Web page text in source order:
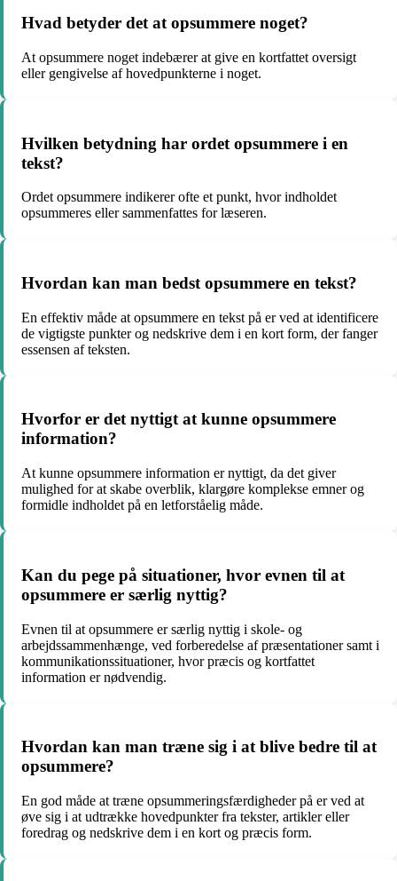
Hvad betyder det at opsummere noget?
At opsummere noget indebærer at give en kortfattet oversigt
eller gengivelse af hovedpunkterne i noget.
Hvilken betydning har ordet opsummere i en
tekst?
Ordet opsummere indikerer ofte et punkt, hvor indholdet
opsummeres eller sammenfattes for læseren.
Hvordan kan man bedst opsummere en tekst?
En effektiv måde at opsummere en tekst på er ved at identificere
de vigtigste punkter og nedskrive dem i en kort form, der fanger
essensen af teksten.
Hvorfor er det nyttigt at kunne opsummere
information?
At kunne opsummere information er nyttigt, da det giver
mulighed for at skabe overblik, klargøre komplekse emner og
formidle indholdet på en letforståelig måde.
Kan du pege på situationer, hvor evnen til at
opsummere er særlig nyttig?
Evnen til at opsummere er særlig nyttig i skole- og
arbejdssammenhænge, ved forberedelse af præsentationer samt i
kommunikationssituationer, hvor præcis og kortfattet
information er nødvendig.
Hvordan kan man træne sig i at blive bedre til at
opsummere?
En god måde at træne opsummeringsfærdigheder på er ved at
øve sig i at udtrække hovedpunkter fra tekster, artikler eller
foredrag og nedskrive dem i en kort og præcis form.